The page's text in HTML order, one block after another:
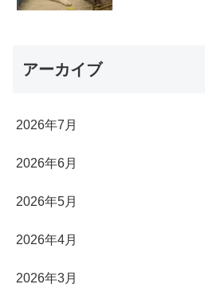
アーカイブ
2026年7月
2026年6月
2026年5月
2026年4月
2026年3月